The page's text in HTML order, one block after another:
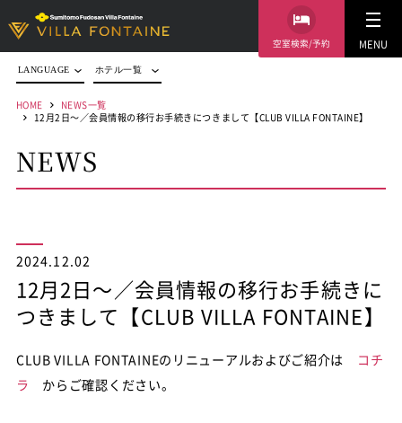
空室検索/予約 MENU
LANGUAGE ホテル一覧
HOME
NEWS一覧
12月2日～／会員情報の移行お手続きにつきまして【CLUB VILLA FONTAINE】
NEWS
2024.12.02
12月2日～／会員情報の移行お手続きに
つきまして【CLUB VILLA FONTAINE】
CLUB VILLA FONTAINEのリニューアルおよびご紹介は
コチ
ラ からご確認ください。